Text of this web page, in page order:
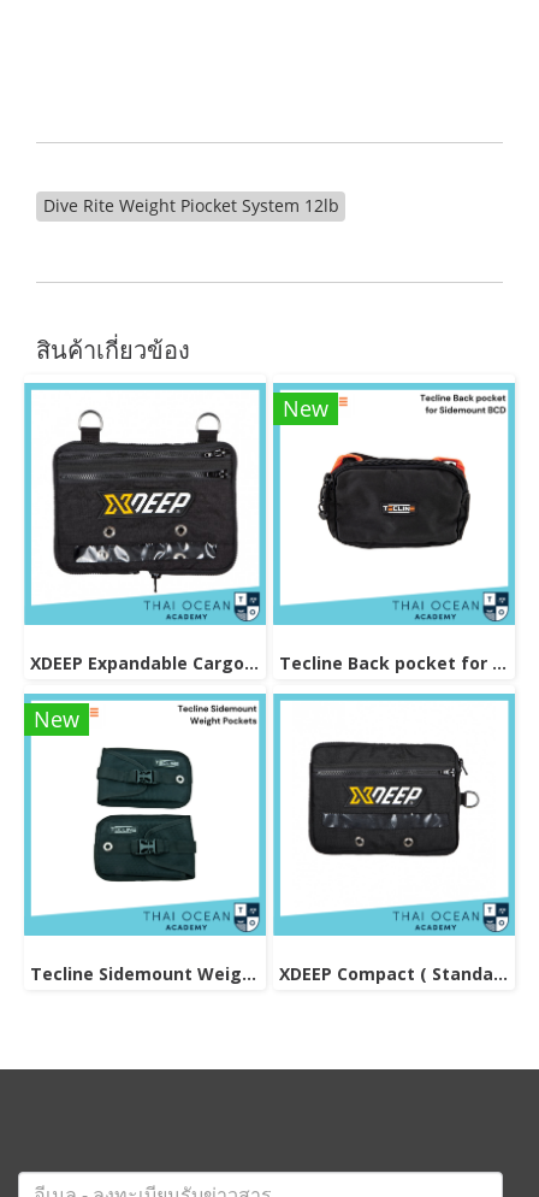
Dive Rite Weight Piocket System 12lb
สินค้าเกี่ยวข้อง
XDEEP Expandable Cargo Pouch
New
Tecline Back pocket for Sidemount BCD
New
Tecline Sidemount Weight Pockets XDEEP Compact ( Standard ) Cargo Pouch